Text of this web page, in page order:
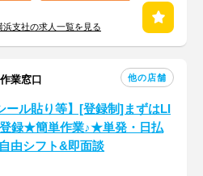
支社の求人一覧を見る
業窓口 他の店舗
ール貼り等】[登録制]まずはLI
録★簡単作業♪★単発・日払
由シフト&即面談